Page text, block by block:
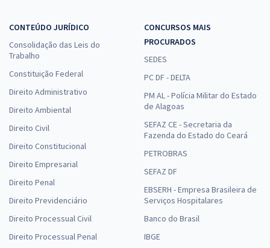
CONTEÚDO JURÍDICO
Consolidação das Leis do
Trabalho
Constituição Federal
Direito Administrativo
Direito Ambiental
Direito Civil
Direito Constitucional
Direito Empresarial
Direito Penal
Direito Previdenciário
Direito Processual Civil
Direito Processual Penal
CONCURSOS MAIS
PROCURADOS
SEDES
PC DF - DELTA
PM AL - Polícia Militar do Estado
de Alagoas
SEFAZ CE - Secretaria da
Fazenda do Estado do Ceará
PETROBRAS
SEFAZ DF
EBSERH - Empresa Brasileira de
Serviços Hospitalares
Banco do Brasil
IBGE